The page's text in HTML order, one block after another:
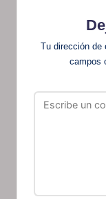
Tu dirección de
campos